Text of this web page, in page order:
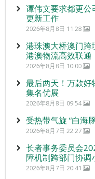
谭伟文要求都更公
更新工作
2026年8月8日 11:28
港珠澳大桥澳门跨
港澳物流高效联通
2026年8月8日 10:00
最后两天！万款好
集名优展
2026年8月8日 09:54
受热带气旋 “白海
2026年8月7日 22:27
长者事务委员会
障机制跨部门协调
2026年8月7日 20:41